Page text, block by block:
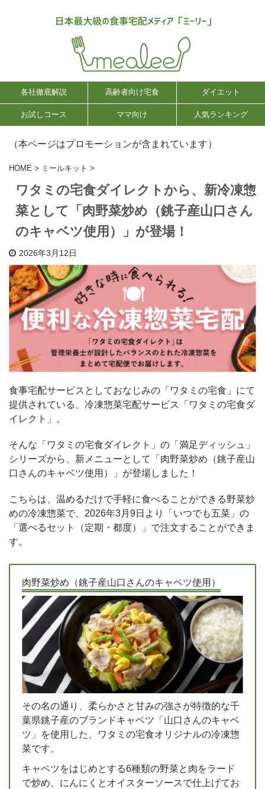
各社徹底解説 高齢者向け宅食 ダイエット
お試しコース ママ向け 人気ランキング
（本ページはプロモーションが含まれています）
HOME > ミールキット >
ワタミの宅食ダイレクトから、新冷凍惣
菜として「肉野菜炒め（銚子産山口さん
のキャベツ使用）」が登場！
2026年3月12日
食事宅配サービスとしておなじみの「ワタミの宅食」にて
提供されている、冷凍惣菜宅配サービス「ワタミの宅食ダ
イレクト」。
そんな「ワタミの宅食ダイレクト」の「満足ディッシュ」
シリーズから、新メニューとして「肉野菜炒め（銚子産山
口さんのキャベツ使用）」が登場しました！
こちらは、温めるだけで手軽に食べることができる野菜炒
めの冷凍惣菜で、2026年3月9日より「いつでも五菜」の
「選べるセット（定期・都度）」で注文することができま
す。
肉野菜炒め（銚子産山口さんのキャベツ使用）
その名の通り、柔らかさと甘みの強さが特徴的な千
葉県銚子産のブランドキャベツ「山口さんのキャベ
ツ」を使用した、ワタミの宅食オリジナルの冷凍惣
菜です。
キャベツをはじめとする6種類の野菜と肉をラード
で炒め、にんにくとオイスターソースで仕上げてお